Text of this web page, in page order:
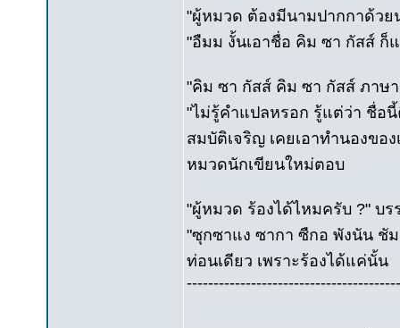
"ผู้หมวด ต้องมีนามปากกาด้ว
"อืมม งั้นเอาชื่อ คิม ซา กัสส์
"คิม ซา กัสส์ คิม ซา กัสส์ ภาษ
"ไม่รู้คำแปลหรอก รู้แต่ว่า ชื่อ
สมบัติเจริญ เคยเอาทำนองขอ
หมวดนักเขียนใหม่ตอบ
"ผู้หมวด ร้องได้ไหมครับ ?" บ
"ซุกซาแง ซากา ซืกอ พังนัน ชั
ท่อนเดียว เพราะร้องได้แค่นั้น